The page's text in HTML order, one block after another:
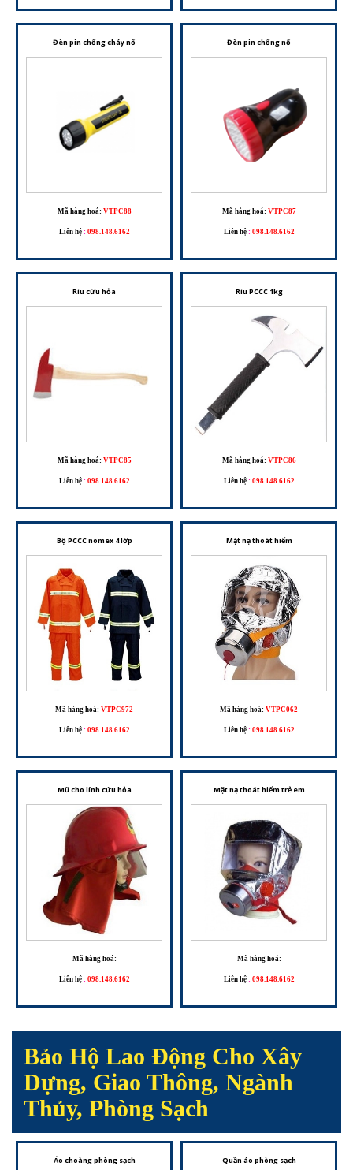
Đèn pin chống cháy nổ
Mã hàng hoá: VTPC88
Liên hệ : 098.148.6162
Đèn pin chống nổ
Mã hàng hoá: VTPC87
Liên hệ : 098.148.6162
Rìu cứu hỏa
Mã hàng hoá: VTPC85
Liên hệ : 098.148.6162
Rìu PCCC 1kg
Mã hàng hoá: VTPC86
Liên hệ : 098.148.6162
Bộ PCCC nomex 4 lớp
Mã hàng hoá: VTPC972
Liên hệ : 098.148.6162
Mặt nạ thoát hiểm
Mã hàng hoá: VTPC062
Liên hệ : 098.148.6162
Mũ cho lính cứu hỏa
Mã hàng hoá:
Liên hệ : 098.148.6162
Mặt nạ thoát hiểm trẻ em
Mã hàng hoá:
Liên hệ : 098.148.6162
Bảo Hộ Lao Động Cho Xây
Dựng, Giao Thông, Ngành
Thủy, Phòng Sạch
Áo choàng phòng sạch Quần áo phòng sạch